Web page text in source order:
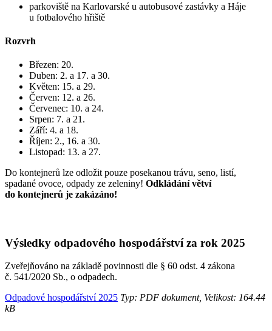
parkoviště na Karlovarské u autobusové zastávky a Háje
u fotbalového hřiště
Rozvrh
Březen: 20.
Duben: 2. a 17. a 30.
Květen: 15. a 29.
Červen: 12. a 26.
Červenec: 10. a 24.
Srpen: 7. a 21.
Září: 4. a 18.
Říjen: 2., 16. a 30.
Listopad: 13. a 27.
Do kontejnerů lze odložit pouze posekanou trávu, seno, listí,
spadané ovoce, odpady ze zeleniny! Odkládání větví
do kontejnerů je zakázáno!
Výsledky odpadového hospodářství za rok 2025
Zveřejňováno na základě povinnosti dle § 60 odst. 4 zákona
č. 541/2020 Sb., o odpadech.
Odpadové hospodářství 2025 Typ: PDF dokument, Velikost: 164.44
kB